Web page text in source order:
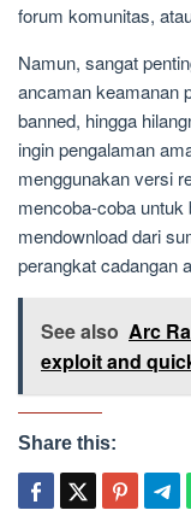
forum komunitas,
Namun, sangat
ancaman keamanan
banned, hingga
ingin pengalaman
menggunakan versi
mencoba-coba
mendownload dari
perangkat cadangan
See also Arc
exploit and
Share this: